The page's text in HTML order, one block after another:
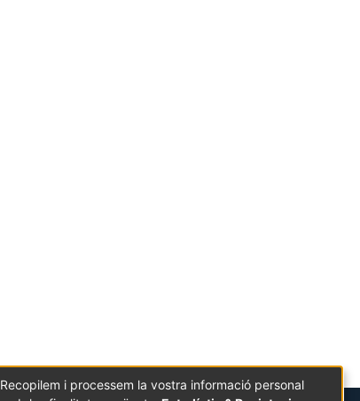
Recopilem i processem la vostra informació personal